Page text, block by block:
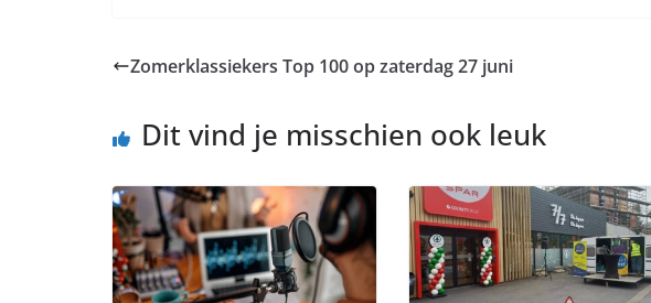
Zomerklassiekers Top 100 op zaterdag 27 juni
Dit vind je misschien ook leuk